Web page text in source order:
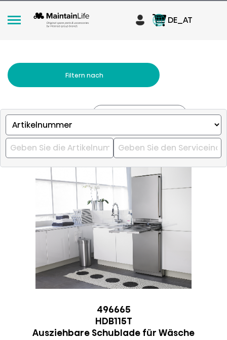
DE_AT
Filtern nach
Sortieren nach Relevanz
496665
HDB115T
Ausziehbare Schublade für Wäsche